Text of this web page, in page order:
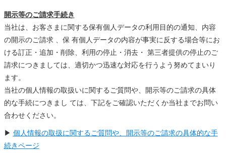
開示等のご請求手続き
当社は、お客さまに関する保有個人データの利用目的の通知、内容
の開示のご請求 、保 有個人データの内容が事実に反する場合等にお
ける訂正・追加・削除、利用の停止・消去・ 第三者提供の停止のご
請求につきましては、適切かつ迅速な対応を行うよう努めてまいり
ます。
当社の個人情報の取扱いに関するご質問や、開示等のご請求の具体
的な手続につきまし ては、下記をご確認いただくか当社までお問い
合わせください。
▶ 個人情報の取扱に関するご質問や、開示等のご請求の具体的な手
続きページ